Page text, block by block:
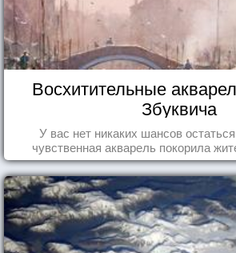
Восхитительные
Збуквича
У вас нет никаких шансов
чувственная акварель покорила